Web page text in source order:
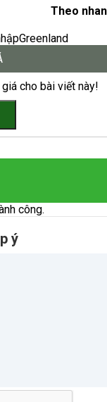
Theo
Greenland
cho bài viết này!
công.
ý